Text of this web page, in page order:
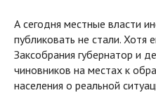
А сегодня местные власти
публиковать не стали. Хотя
Заксобрания губернатор и
чиновников на местах к
населения о реальной